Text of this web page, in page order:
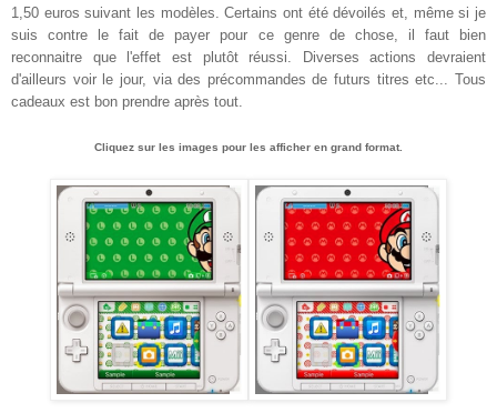
1,50 euros suivant les modèles. Certains ont été dévoilés et, même si je
suis contre le fait de payer pour ce genre de chose, il faut bien
reconnaitre que l'effet est plutôt réussi. Diverses actions devraient
d'ailleurs voir le jour, via des précommandes de futurs titres etc... Tous
cadeaux est bon prendre après tout.
Cliquez sur les images pour les afficher en grand format.